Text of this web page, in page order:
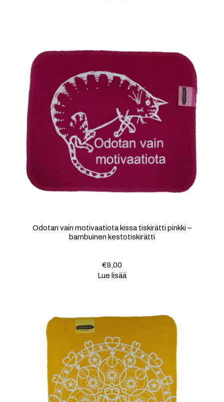
Odotan vain motivaatiota kissa tiskirätti pinkki –
bambuinen kestotiskirätti
€9,00
Lue lisää